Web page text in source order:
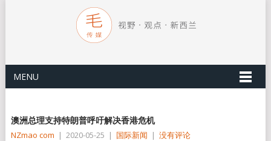
MENU
澳洲总理支持特朗普呼吁解决香港危机
NZmao com | 2020-05-25 | 国际新闻 | 没有评论